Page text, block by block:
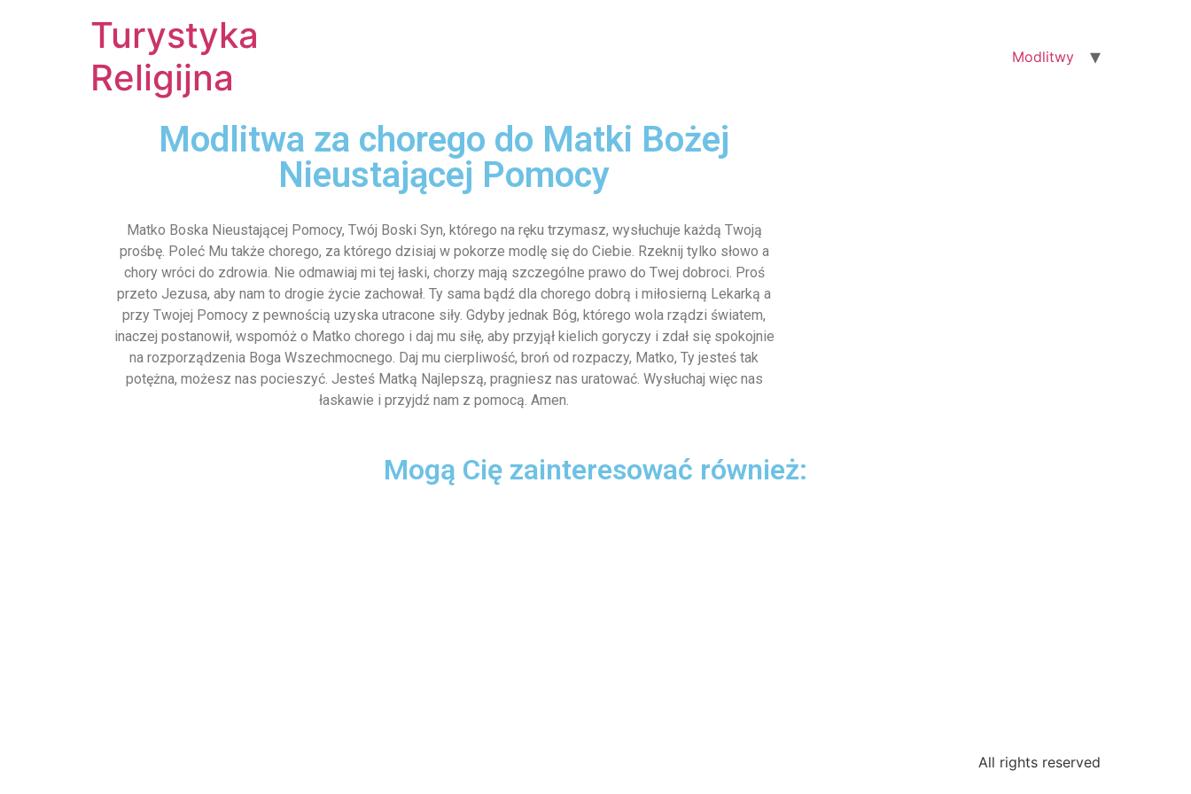
Turystyka
Religijna
Modlitwy
Modlitwa za chorego do Matki Bożej
Nieustającej Pomocy
Matko Boska Nieustającej Pomocy, Twój Boski Syn, którego na ręku trzymasz, wysłuchuje każdą Twoją
prośbę. Poleć Mu także chorego, za którego dzisiaj w pokorze modlę się do Ciebie. Rzeknij tylko słowo a
chory wróci do zdrowia. Nie odmawiaj mi tej łaski, chorzy mają szczególne prawo do Twej dobroci. Proś
przeto Jezusa, aby nam to drogie życie zachował. Ty sama bądź dla chorego dobrą i miłosierną Lekarką a
przy Twojej Pomocy z pewnością uzyska utracone siły. Gdyby jednak Bóg, którego wola rządzi światem,
inaczej postanowił, wspomóż o Matko chorego i daj mu siłę, aby przyjął kielich goryczy i zdał się spokojnie
na rozporządzenia Boga Wszechmocnego. Daj mu cierpliwość, broń od rozpaczy, Matko, Ty jesteś tak
potężna, możesz nas pocieszyć. Jesteś Matką Najlepszą, pragniesz nas uratować. Wysłuchaj więc nas
łaskawie i przyjdź nam z pomocą. Amen.
Mogą Cię zainteresować również:
All rights reserved